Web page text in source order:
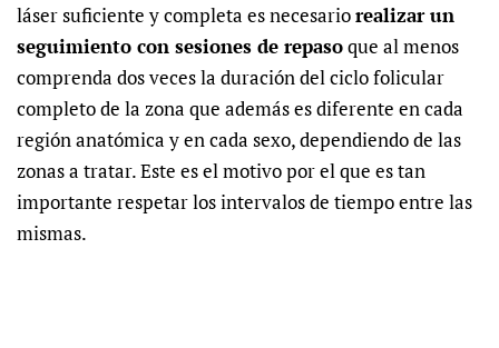
láser suficiente y completa es necesariorealizar un
seguimiento con sesiones de repasoque al menos
comprenda dos veces la duración del ciclo folicular
completo de la zona que además es diferente en cada
región anatómica y en cada sexo, dependiendo de las
zonas a tratar. Este es el motivo por el que es tan
importante respetar los intervalos de tiempo entre las
mismas.